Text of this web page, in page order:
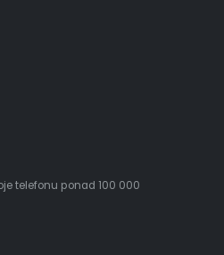
telefonu ponad 100 000